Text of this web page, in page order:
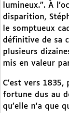
lumineux.”. À
disparition,
le somptueux
définitive de sa
plusieurs
mis en valeur
C’est vers
fortune dus au
qu’elle n’a que